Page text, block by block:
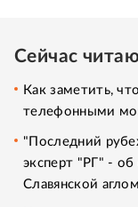
Сейчас
Как заметить,
телефонными
"Последний
эксперт "РГ" -
Славянской